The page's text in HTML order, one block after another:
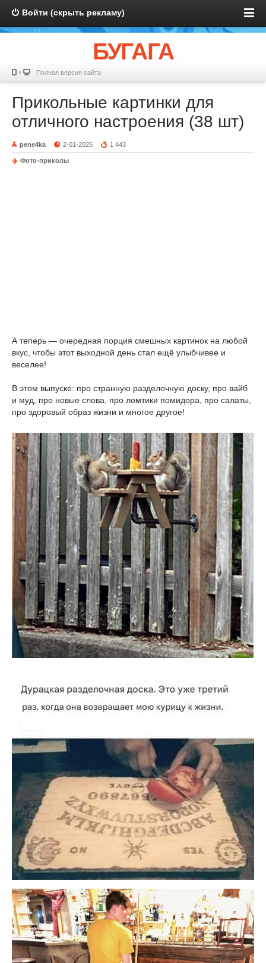
Войти (скрыть рекламу)
БУГАГА
Полная версия сайта
Прикольные картинки для
отличного настроения (38 шт)
pene4ka 2-01-2025 1 443
Фото-приколы
А теперь — очередная порция смешных картинок на любой
вкус, чтобы этот выходной день стал ещё улыбчивее и
веселее!
В этом выпуске: про странную разделочную доску, про вайб
и муд, про новые слова, про ломтики помидора, про салаты,
про здоровый образ жизни и многое другое!